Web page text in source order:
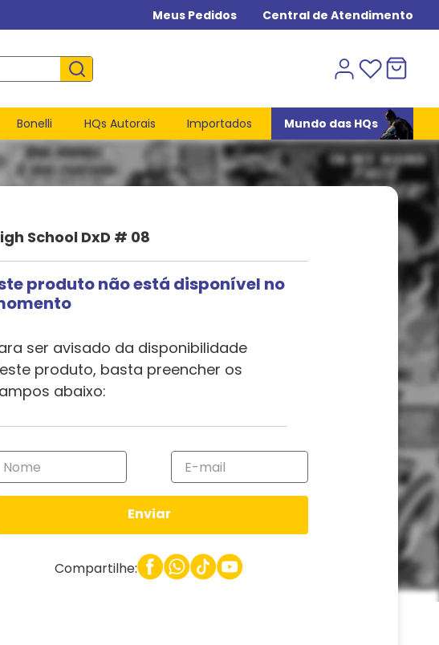
Meus Pedidos Central de Atendimento
Bonelli HQs Autorais Importados Mundo das HQs
School DxD # 08
produto não está disponível no
ser avisado da disponibilidade
produto, basta preencher os
abaixo:
Enviar
Compartilhe: